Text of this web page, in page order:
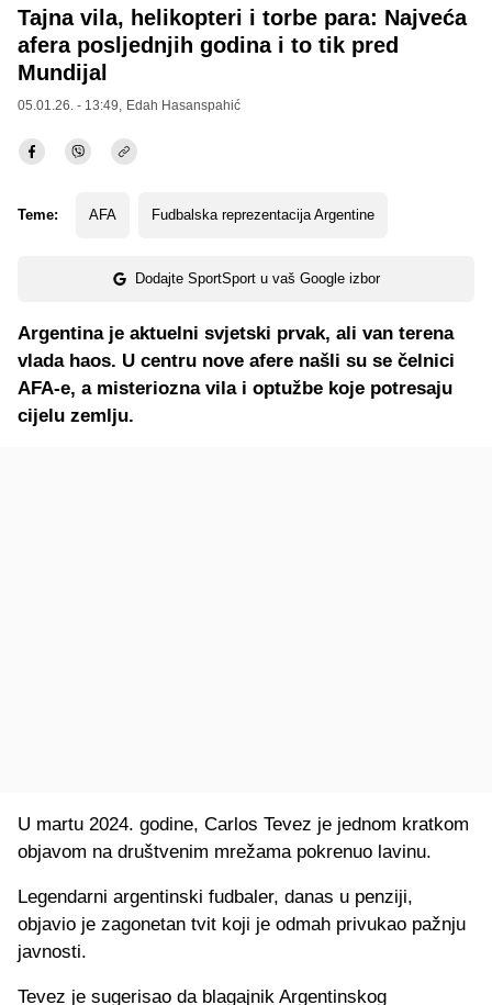
Tajna vila, helikopteri i torbe para: Najveća
afera posljednjih godina i to tik pred
Mundijal
05.01.26. - 13:49, Edah Hasanspahić
Teme: AFA Fudbalska reprezentacija Argentine
Dodajte SportSport u vaš Google izbor
Argentina je aktuelni svjetski prvak, ali van terena
vlada haos. U centru nove afere našli su se čelnici
AFA-e, a misteriozna vila i optužbe koje potresaju
cijelu zemlju.
U martu 2024. godine, Carlos Tevez je jednom kratkom
objavom na društvenim mrežama pokrenuo lavinu.
Legendarni argentinski fudbaler, danas u penziji,
objavio je zagonetan tvit koji je odmah privukao pažnju
javnosti.
Tevez je sugerisao da blagajnik Argentinskog